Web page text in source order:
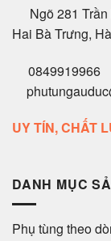
Ngõ 281
Hai Bà Trưng,
0849919966
UY TÍN, CHẤT
DANH MỤC
Phụ tùng theo